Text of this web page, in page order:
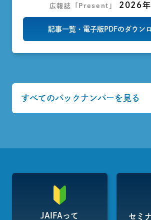
広報誌「Present」 2026
記事一覧・電子版PDFのダウン
すべてのバックナンバーを見る
JAIFAって
セミ